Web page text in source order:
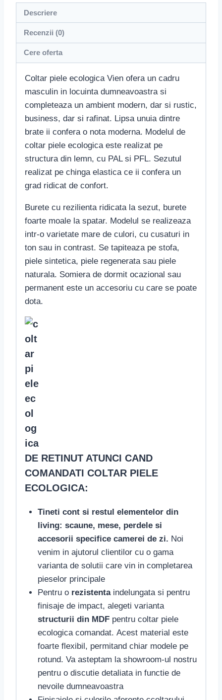
Descriere
Recenzii (0)
Cere oferta
Coltar piele ecologica Vien ofera un cadru
masculin in locuinta dumneavoastra si
completeaza un ambient modern, dar si rustic,
business, dar si rafinat. Lipsa unuia dintre
brate ii confera o nota moderna. Modelul de
coltar piele ecologica este realizat pe
structura din lemn, cu PAL si PFL. Sezutul
realizat pe chinga elastica ce ii confera un
grad ridicat de confort.
Burete cu rezilienta ridicata la sezut, burete
foarte moale la spatar. Modelul se realizeaza
intr-o varietate mare de culori, cu cusaturi in
ton sau in contrast. Se tapiteaza pe stofa,
piele sintetica, piele regenerata sau piele
naturala. Somiera de dormit ocazional sau
permanent este un accesoriu cu care se poate
dota.
DE RETINUT ATUNCI CAND
COMANDATI COLTAR PIELE
ECOLOGICA:
Tineti cont si restul elementelor din
living: scaune, mese, perdele si
accesorii specifice camerei de zi. Noi
venim in ajutorul clientilor cu o gama
varianta de solutii care vin in completarea
pieselor principale
Pentru o rezistentaindelungata si pentru
finisaje de impact, alegeti varianta
structurii din MDF pentru coltar piele
ecologica comandat. Acest material este
foarte flexibil, permitand chiar modele pe
rotund. Va asteptam la showroom-ul nostru
pentru o discutie detaliata in functie de
nevoile dumneavoastra